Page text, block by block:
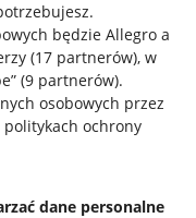
będzie Allegro a
(17 partnerów), w
(9 partnerów).
osobowych przez
ochrony
dane personalne